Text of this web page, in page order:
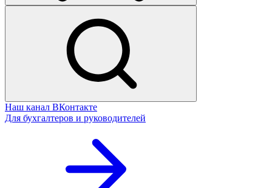
Наш канал ВКонтакте
Для бухгалтеров и руководителей